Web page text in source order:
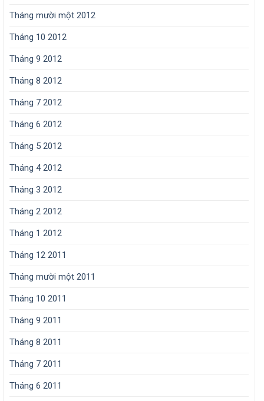
Tháng mười một 2012
Tháng 10 2012
Tháng 9 2012
Tháng 8 2012
Tháng 7 2012
Tháng 6 2012
Tháng 5 2012
Tháng 4 2012
Tháng 3 2012
Tháng 2 2012
Tháng 1 2012
Tháng 12 2011
Tháng mười một 2011
Tháng 10 2011
Tháng 9 2011
Tháng 8 2011
Tháng 7 2011
Tháng 6 2011